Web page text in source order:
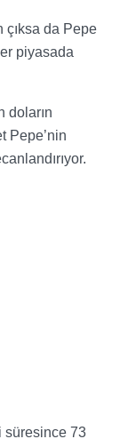
çıksa da Pepe
piyasada
doların
Pepe’nin
süresince 73